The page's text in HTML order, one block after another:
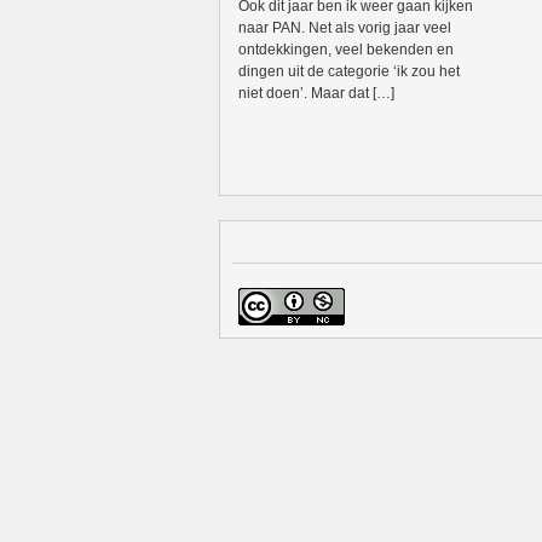
Ook dit jaar ben ik weer gaan kijken
naar PAN. Net als vorig jaar veel
ontdekkingen, veel bekenden en
dingen uit de categorie ‘ik zou het
niet doen’. Maar dat […]